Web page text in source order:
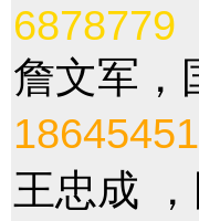
6878779
詹文军，
王忠成